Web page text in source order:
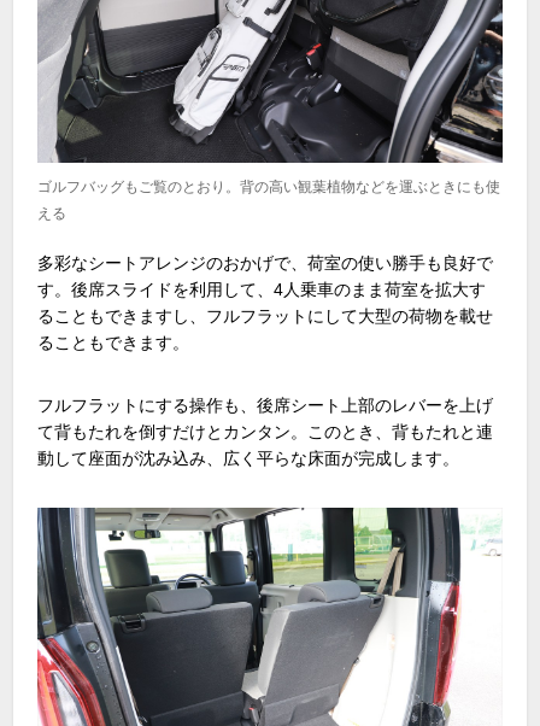
ゴルフバッグもご覧のとおり。背の高い観葉植物などを運ぶときにも使
える
多彩なシートアレンジのおかげで、荷室の使い勝手も良好で
す。後席スライドを利用して、4人乗車のまま荷室を拡大す
ることもできますし、フルフラットにして大型の荷物を載せ
ることもできます。
フルフラットにする操作も、後席シート上部のレバーを上げ
て背もたれを倒すだけとカンタン。このとき、背もたれと連
動して座面が沈み込み、広く平らな床面が完成します。